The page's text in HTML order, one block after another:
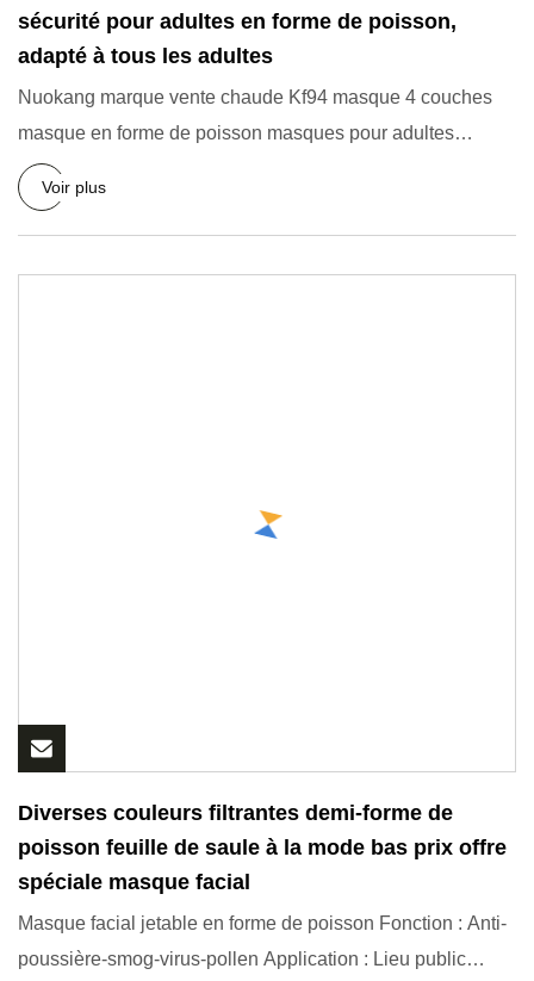
sécurité pour adultes en forme de poisson,
adapté à tous les adultes
Nuokang marque vente chaude Kf94 masque 4 couches
masque en forme de poisson masques pour adultes
masque de protection j
Voir plus
Diverses couleurs filtrantes demi-forme de
poisson feuille de saule à la mode bas prix offre
spéciale masque facial
Masque facial jetable en forme de poisson Fonction : Anti-
poussière-smog-virus-pollen Application : Lieu public